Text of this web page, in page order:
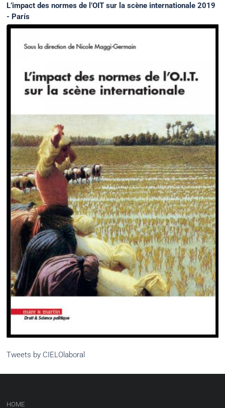
L’impact des normes de l’OIT sur la scène internationale 2019
- París
Tweets by CIELOlaboral
HOME